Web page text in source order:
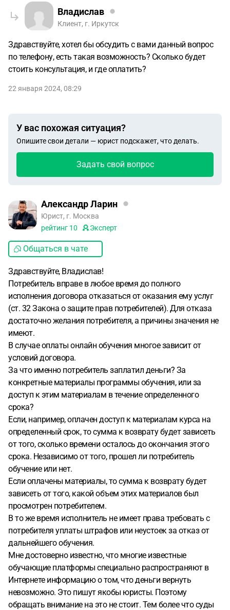
Владислав
Клиент, г. Иркутск
Здравствуйте, хотел бы обсудить с вами данный вопрос
по телефону, есть такая возможность? Сколько будет
стоить консультация, и где оплатить?
22 января 2024, 08:29
У вас похожая ситуация?
Опишите свои детали — юрист подскажет, что делать.
Задать свой вопрос
Александр Ларин
Юрист, г. Москва
рейтинг 10 Эксперт
Общаться в чате
Здравствуйте, Владислав!
Потребитель вправе в любое время до полного
исполнения договора отказаться от оказания ему услуг
(ст. 32 Закона о защите прав потребителей). Для отказа
достаточно желания потребителя, а причины значения не
имеют.
В случае оплаты онлайн обучения многое зависит от
условий договора.
За что именно потребитель заплатил деньги? За
конкретные материалы программы обучения, или за
доступ к этим материалам в течение определенного
срока?
Если, например, оплачен доступ к материалам курса на
определенный срок, то сумма к возврату будет зависеть
от того, сколько времени осталось до окончания этого
срока. Независимо от того, прошел ли потребитель
обучение или нет.
Если оплачены материалы, то сумма к возврату будет
зависеть от того, какой объем этих материалов был
просмотрен потребителем.
В то же время исполнитель не имеет права требовать с
потребителя уплаты штрафов или неустоек за отказ от
дальнейшего обучения.
Мне достоверно известно, что многие известные
обучающие платформы специально распространяют в
Интернете информацию о том, что деньги вернуть
невозможно. Это пишут якобы юристы. Поэтому
обращать внимание на это не стоит. Тем более что суды